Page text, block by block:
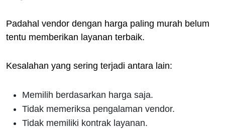
Padahal vendor dengan harga paling murah belum
tentu memberikan layanan terbaik.
Kesalahan yang sering terjadi antara lain:
Memilih berdasarkan harga saja.
Tidak memeriksa pengalaman vendor.
Tidak memiliki kontrak layanan.